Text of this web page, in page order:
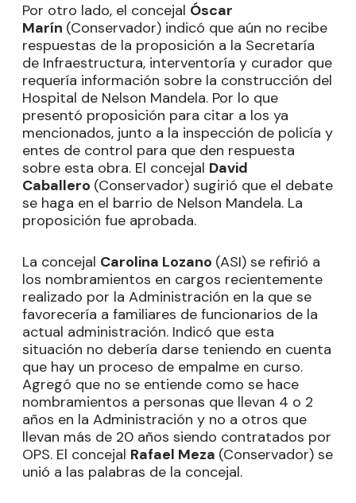
Por otro lado, el concejal Óscar
Marín (Conservador) indicó que aún no recibe
respuestas de la proposición a la Secretaría
de Infraestructura, interventoría y curador que
requería información sobre la construcción del
Hospital de Nelson Mandela. Por lo que
presentó proposición para citar a los ya
mencionados, junto a la inspección de policía y
entes de control para que den respuesta
sobre esta obra. El concejal David
Caballero (Conservador) sugirió que el debate
se haga en el barrio de Nelson Mandela. La
proposición fue aprobada.
La concejal Carolina Lozano (ASI) se refirió a
los nombramientos en cargos recientemente
realizado por la Administración en la que se
favorecería a familiares de funcionarios de la
actual administración. Indicó que esta
situación no debería darse teniendo en cuenta
que hay un proceso de empalme en curso.
Agregó que no se entiende como se hace
nombramientos a personas que llevan 4 o 2
años en la Administración y no a otros que
llevan más de 20 años siendo contratados por
OPS. El concejal Rafael Meza (Conservador) se
unió a las palabras de la concejal.